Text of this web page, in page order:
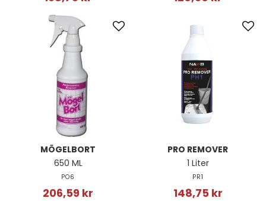
MÖGELBORT
650 ML
PO6
206,59 kr
PRO REMOVER
1 Liter
PR1
148,75 kr